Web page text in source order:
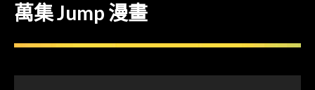
萬集 Jump 漫畫